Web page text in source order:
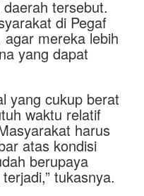
tersebut.
di Pegaf
mereka lebih
yang dapat
yang cukup berat
waktu relatif
harus
atas kondisi
berupaya
tukasnya.